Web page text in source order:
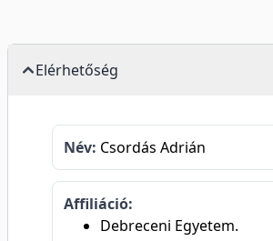
Elérhetőség
Név: Csordás Adrián
Affiliáció:
Debreceni Egyetem.